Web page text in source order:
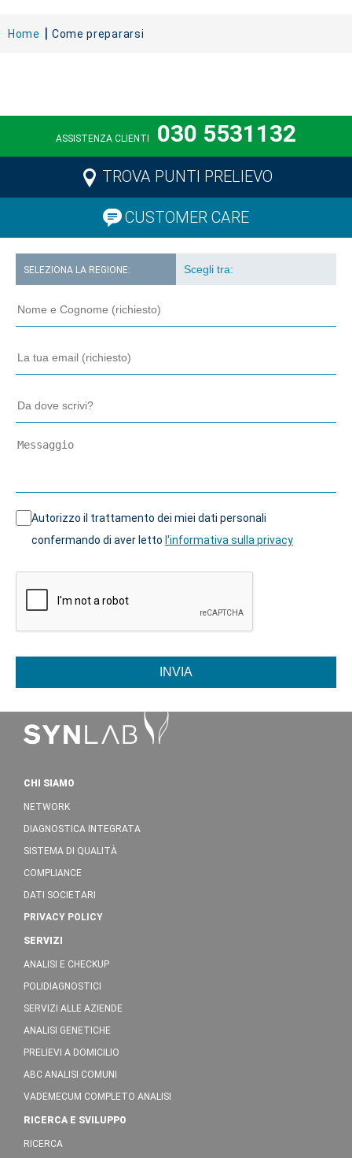
Home Come prepararsi
ASSISTENZA CLIENTI 030 5531132
TROVA PUNTI PRELIEVO
CUSTOMER CARE
SELEZIONA LA REGIONE:
Autorizzo il trattamento dei miei dati personali
confermando di aver letto l'informativa sulla privacy
INVIA
CHI SIAMO
NETWORK
DIAGNOSTICA INTEGRATA
SISTEMA DI QUALITÀ
COMPLIANCE
DATI SOCIETARI
PRIVACY POLICY
SERVIZI
ANALISI E CHECKUP
POLIDIAGNOSTICI
SERVIZI ALLE AZIENDE
ANALISI GENETICHE
PRELIEVI A DOMICILIO
ABC ANALISI COMUNI
VADEMECUM COMPLETO ANALISI
RICERCA E SVILUPPO
RICERCA